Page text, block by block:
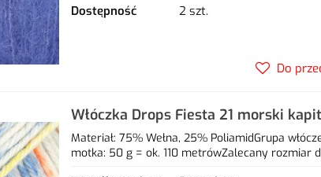
Dostępność
2 szt.
Do
Włóczka Drops Fiesta 21 morski
25% poliamid
Materiał: 75% Wełna, 25% PoliamidGrupa
motka: 50 g = ok. 110 metrówZalecany rozmiar